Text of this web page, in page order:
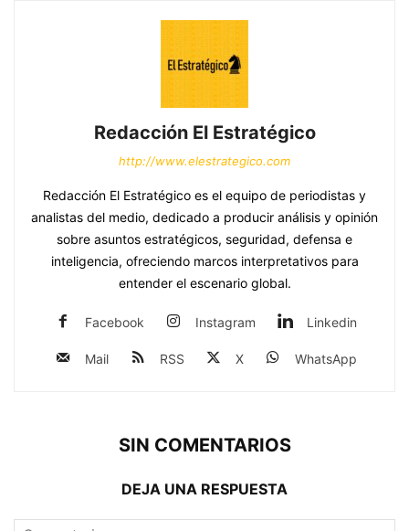
Redacción El Estratégico
http://www.elestrategico.com
Redacción El Estratégico es el equipo de periodistas y
analistas del medio, dedicado a producir análisis y opinión
sobre asuntos estratégicos, seguridad, defensa e
inteligencia, ofreciendo marcos interpretativos para
entender el escenario global.
Facebook Instagram Linkedin
Mail RSS X WhatsApp
SIN COMENTARIOS
DEJA UNA RESPUESTA